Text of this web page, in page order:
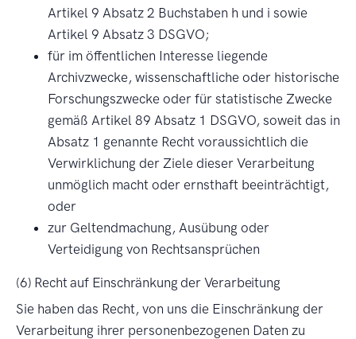
Artikel 9 Absatz 2 Buchstaben h und i sowie
Artikel 9 Absatz 3 DSGVO;
für im öffentlichen Interesse liegende
Archivzwecke, wissenschaftliche oder historische
Forschungszwecke oder für statistische Zwecke
gemäß Artikel 89 Absatz 1 DSGVO, soweit das in
Absatz 1 genannte Recht voraussichtlich die
Verwirklichung der Ziele dieser Verarbeitung
unmöglich macht oder ernsthaft beeinträchtigt,
oder
zur Geltendmachung, Ausübung oder
Verteidigung von Rechtsansprüchen
(6) Recht auf Einschränkung der Verarbeitung
Sie haben das Recht, von uns die Einschränkung der
Verarbeitung ihrer personenbezogenen Daten zu